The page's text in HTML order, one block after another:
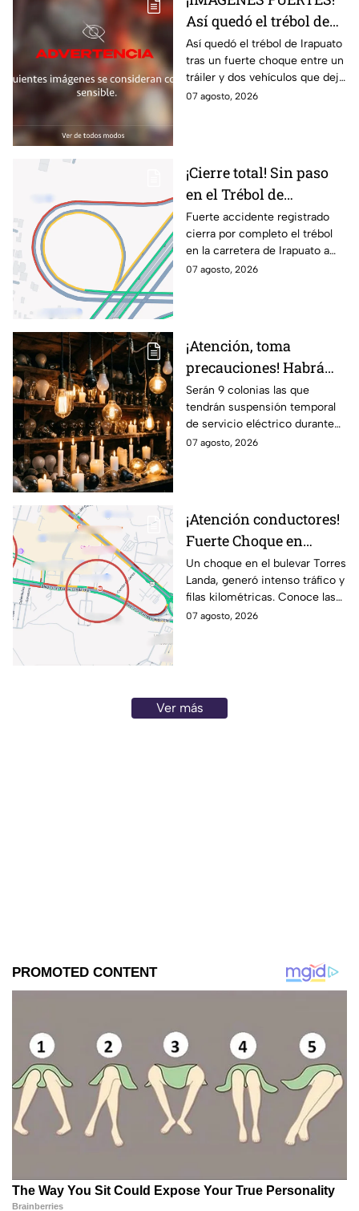
Así quedó el trébol de
Irapuato tras aparatoso
choque; hay mu3rtos y
lesionados
Así quedó el trébol de Irapuato
tras un fuerte choque entre un
tráiler y dos vehículos que dejó
dos muertos y siete personas
07 agosto, 2026
¡Cierre total! Sin paso
en el Trébol de
Irapuato; toma estas
vías alternas
Fuerte accidente registrado
cierra por completo el trébol
en la carretera de Irapuato a
Abasolo
07 agosto, 2026
¡Atención, toma
precauciones! Habrá
suspensión de luz por 8
horas hoy viernes 7 y
mañana sábado 8 de
agosto en 9 sitios
Serán 9 colonias las que
tendrán suspensión temporal
de servicio eléctrico durante
ocho horas este viernes 7 y
07 agosto, 2026
¡Atención conductores!
Fuerte Choque en
Torres Landa provoca
filas kilométricas a esta
altura
Un choque en el bulevar Torres
Landa, generó intenso tráfico y
filas kilométricas. Conoce las
vías alternas.
07 agosto, 2026
Ver más